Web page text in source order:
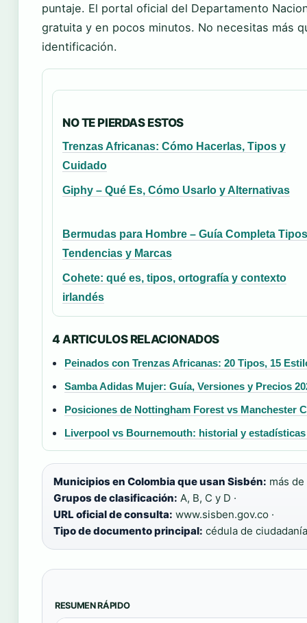
puntaje. El portal oficial del Departamento
gratuita y en pocos minutos. No necesitas más
identificación.
NO TE PIERDAS ESTOS
Trenzas Africanas: Cómo Hacerlas, Tipos y
Cuidado
Giphy – Qué Es, Cómo Usarlo y Alternativas
Bermudas para Hombre – Guía Completa Tipos
Tendencias y Marcas
Cohete: qué es, tipos, ortografía y contexto
irlandés
4 ARTICULOS RELACIONADOS
Peinados con Trenzas Africanas: 20 Tipos, 15
Samba Adidas Mujer: Guía, Versiones y Precios
Posiciones de Nottingham Forest vs Manchester
Liverpool vs Bournemouth: historial y estadísticas
Municipios en Colombia que usan Sisbén: más de
Grupos de clasificación: A, B, C y D ·
URL oficial de consulta: www.sisben.gov.co ·
Tipo de documento principal: cédula de ciudadanía
RESUMEN RÁPIDO